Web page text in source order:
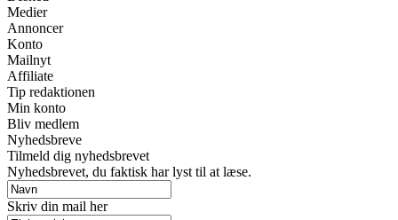
Medier
Annoncer
Konto
Mailnyt
Affiliate
Tip redaktionen
Min konto
Bliv medlem
Nyhedsbreve
Tilmeld dig nyhedsbrevet
Nyhedsbrevet, du faktisk har lyst til at læse.
Skriv din mail her